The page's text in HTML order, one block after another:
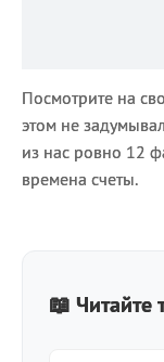
Посмотрите на
этом не
из нас ровно 12
времена счеты.
📖 Читайте